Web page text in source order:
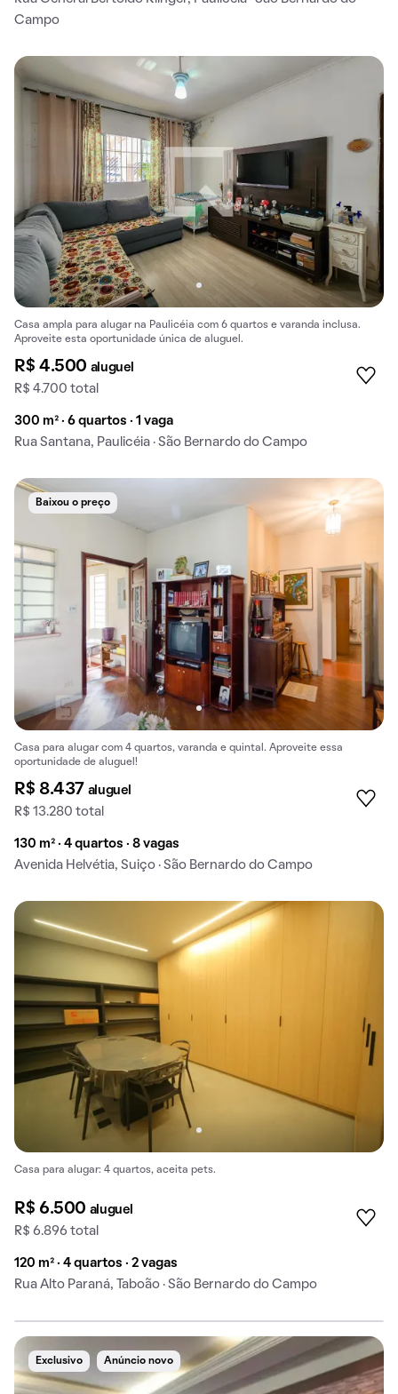
Campo
Casa ampla para alugar na Paulicéia com 6 quartos e varanda inclusa.
Aproveite esta oportunidade única de aluguel.
R$ 4.500 aluguel
R$ 4.700 total
300 m² · 6 quartos · 1 vaga
Rua Santana, Paulicéia · São Bernardo do Campo
Baixou o preço
Casa para alugar com 4 quartos, varanda e quintal. Aproveite essa
oportunidade de aluguel!
R$ 8.437 aluguel
R$ 13.280 total
130 m² · 4 quartos · 8 vagas
Avenida Helvétia, Suiço · São Bernardo do Campo
Casa para alugar: 4 quartos, aceita pets.
R$ 6.500 aluguel
R$ 6.896 total
120 m² · 4 quartos · 2 vagas
Rua Alto Paraná, Taboão · São Bernardo do Campo
Exclusivo Anúncio novo